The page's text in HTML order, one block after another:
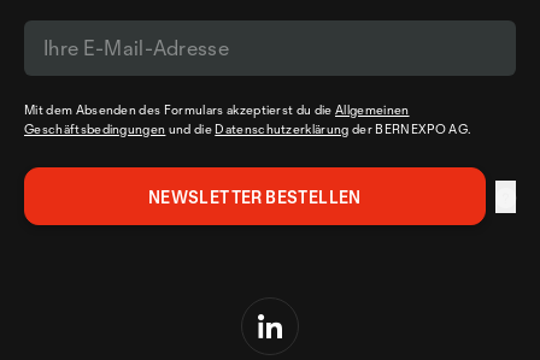
Mit dem Absenden des Formulars akzeptierst du dieAllgemeinen
Geschäftsbedingungen und die Datenschutzerklärung der BERNEXPO AG.